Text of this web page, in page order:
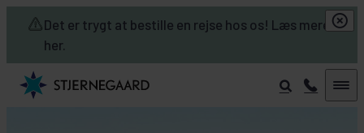
Det er trygt at bestille en rejse hos os! Læs mere
her.
Skip to main content